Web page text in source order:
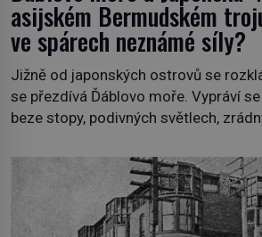
asijském Bermudském
ve spárech neznámé síly?
Jižně od japonských ostrovů se
se přezdívá Ďáblovo moře. Vypráví
beze stopy, podivných světlech,
dávných legendách. Je tichomořský
skutečně prokletým místem, nebo se
nebezpečná příroda proměnila v
nejpůsobivějších námořních záhad?